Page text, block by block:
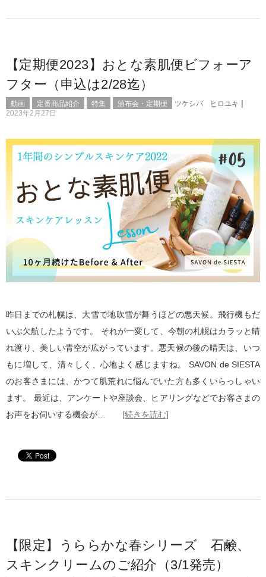
【定期便2023】おとな素肌便ビフォーア
フター（申込は2/28迄）
動画 定番商品紹介 特集 頒布会・定期便 ツケシバ ヒロユキ |
2023年2月27日
昨日までの札幌は、大雪で地吹雪が舞うほどの悪天候。飛行機もだ
いぶ欠航したようです。 それが一変して、今朝の札幌はカラッと晴
れ渡り、美しい青空が広がっています。悪天候の後の晴天は、いつ
もに増して、清々しく、心地よく感じますね。 SAVON de SIESTA
のお客さまには、かつて肌荒れに悩んでいた方も多くいらっしゃい
ます。 最近は、アンケートや座談会、ヒアリングなどでお客さまの
お声をお伺いする機会が… [続きを読む]
【限定】うららかな春シリーズ 石鹸、
スキンクリームのご紹介（3/1発売）